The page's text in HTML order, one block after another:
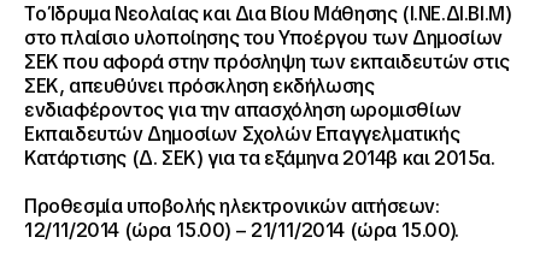
Το Ίδρυμα Νεολαίας και Δια Βίου Μάθησης (Ι.ΝΕ.ΔΙ.ΒΙ.Μ)
στο πλαίσιο υλοποίησης του Υποέργου των Δημοσίων
ΣΕΚ που αφορά στην πρόσληψη των εκπαιδευτών στις
ΣΕΚ, απευθύνει πρόσκληση εκδήλωσης
ενδιαφέροντος για την απασχόληση ωρομισθίων
Εκπαιδευτών Δημοσίων Σχολών Επαγγελματικής
Κατάρτισης (Δ. ΣΕΚ) για τα εξάμηνα 2014β και 2015α.
Προθεσμία υποβολής ηλεκτρονικών αιτήσεων:
12/11/2014 (ώρα 15.00) – 21/11/2014 (ώρα 15.00).